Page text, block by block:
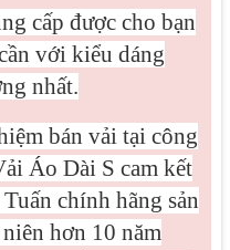
cấp được cho bạn
với kiểu dáng
nhất.
bán vải tại công
Áo Dài S cam kết
chính hãng sản
hơn 10 năm